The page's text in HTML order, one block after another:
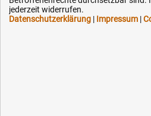
Technik-Hilfe
Downloads
jederzeit widerrufen.
Datenschutzerklärung | Impressum |